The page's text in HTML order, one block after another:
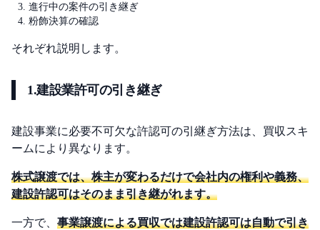
進行中の案件の引き継ぎ
粉飾決算の確認
それぞれ説明します。
1.建設業許可の引き継ぎ
建設事業に必要不可欠な許認可の引継ぎ方法は、買収スキ
ームにより異なります。
株式譲渡では、株主が変わるだけで会社内の権利や義務、
建設許認可はそのまま引き継がれます。
一方で、 事業譲渡による買収では建設許認可は自動で引き